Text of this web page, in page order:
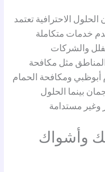
الاحترافية تعتمد
خدمات متكاملة
والشركات
مثل مكافحة
أبوظبي ومكافحة الحمام
بينما الحلول
وغير مستدامة
وأشواك